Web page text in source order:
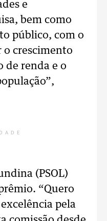
e
bem como
público, com o
crescimento
de renda e o
(PSOL)
“Quero
pela